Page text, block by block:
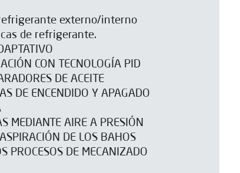
externo/interno
de refrigerante.
CON TECNOLOGÍA PID
DE ACEITE
DE ENCENDIDO Y APAGADO
MEDIANTE AIRE A PRESIÓN
DE LOS BAHOS
PROCESOS DE MECANIZADO